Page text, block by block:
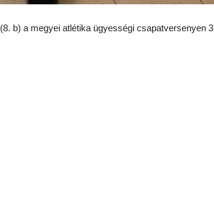
(8. b) a megyei atlétika ügyességi csapatversenyen 3